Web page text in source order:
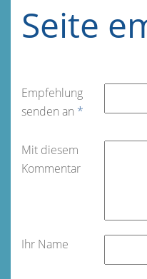
Seite
Empfehlung
senden an *
Mit diesem
Kommentar
Ihr Name